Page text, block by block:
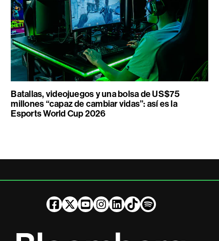
Batallas, videojuegos y una bolsa de US$75
millones “capaz de cambiar vidas”: así es la
Esports World Cup 2026